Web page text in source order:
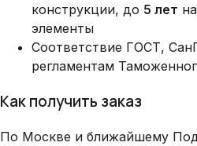
конструкции, до 5 лет
элементы
Соответствие ГОСТ,
регламентам
Как получить заказ
По Москве и ближайшему